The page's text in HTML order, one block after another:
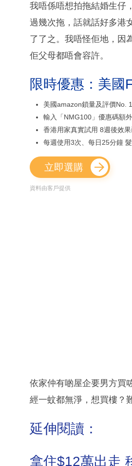
我唔係唔想拍拖結婚生仔
過幾次拖，話就話好多港
了了之。我唔怪佢地，因
佢父母都唔會容許。
限時優惠：美國
美國amazon鎖量及評價No. 1
輸入「NMG100」優惠碼額
香港用家真實試用 8週後效
每週使用3次、每日25分鐘
立即選購
資料由客戶提供
依家仲有啲屋企要男方買
經一蚊都無淨，想買樓？
延伸閱讀：
拿住$12萬出走